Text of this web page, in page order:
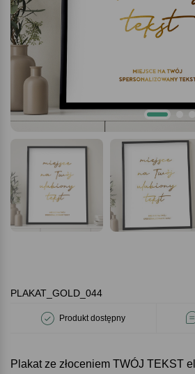
PLAKAT_GOLD_044
Produkt dostępny
Plakat ze złoceniem TWÓJ TEKST